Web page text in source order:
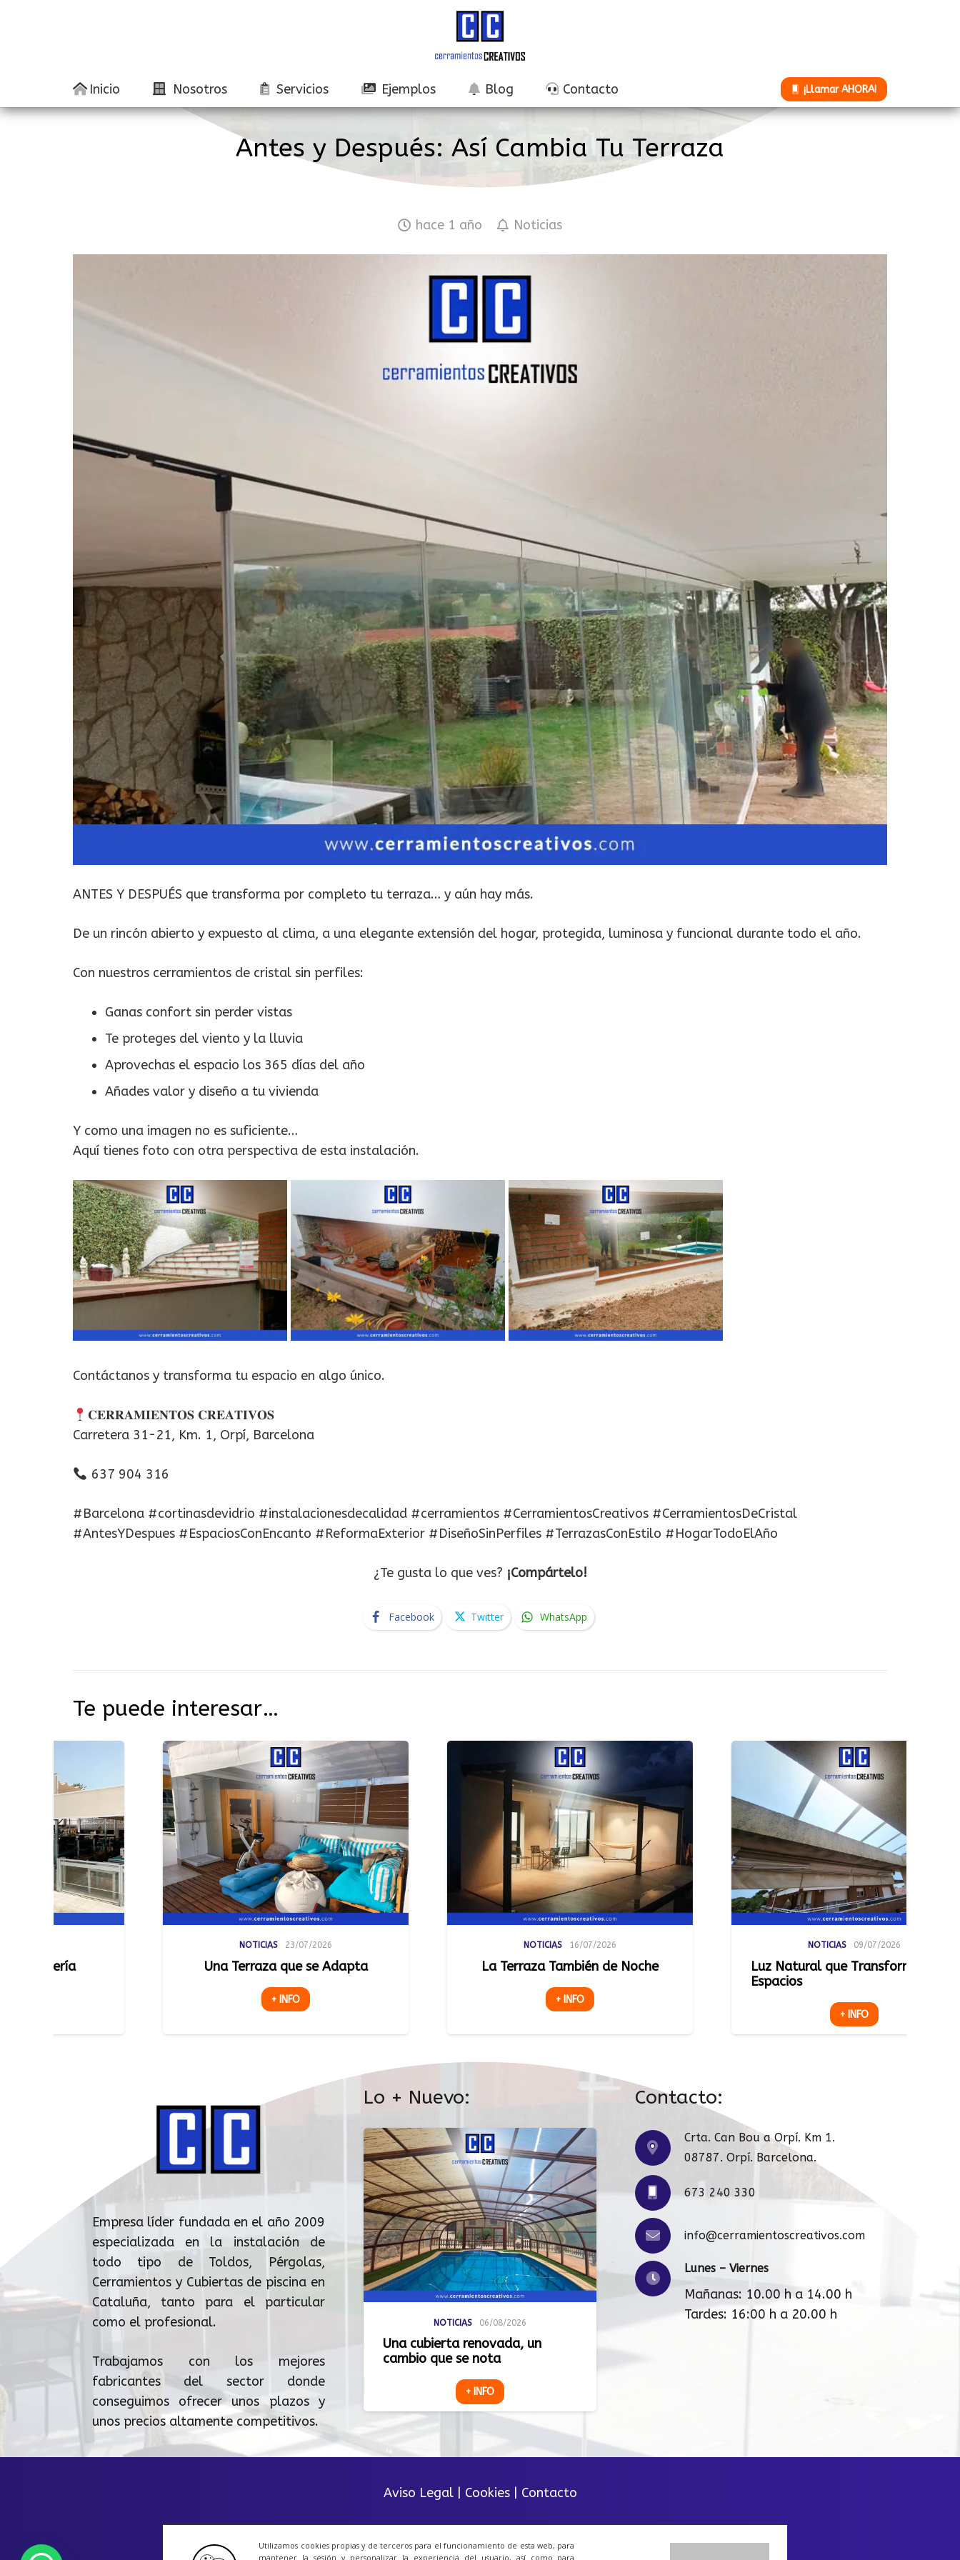
Utilizamos cookies propias y de terceros para el funcionamiento de esta web, para
mantener la sesión y personalizar la experiencia del usuario, así como para
Inicio Nosotros Servicios Ejemplos Blog Contacto ¡Llamar AHORA!
Antes y Después: Así Cambia Tu Terraza
hace 1 año Noticias
ANTES Y DESPUÉS que transforma por completo tu terraza… y aún hay más.
De un rincón abierto y expuesto al clima, a una elegante extensión del hogar, protegida, luminosa y funcional durante todo el año.
Con nuestros cerramientos de cristal sin perfiles:
Ganas confort sin perder vistas
Te proteges del viento y la lluvia
Aprovechas el espacio los 365 días del año
Añades valor y diseño a tu vivienda
Y como una imagen no es suficiente…
Aquí tienes foto con otra perspectiva de esta instalación.
Contáctanos y transforma tu espacio en algo único.
𝐂𝐄𝐑𝐑𝐀𝐌𝐈𝐄𝐍𝐓𝐎𝐒 𝐂𝐑𝐄𝐀𝐓𝐈𝐕𝐎𝐒
Carretera 31-21, Km. 1, Orpí, Barcelona
637 904 316
#Barcelona #cortinasdevidrio #instalacionesdecalidad #cerramientos #CerramientosCreativos #CerramientosDeCristal
#AntesYDespues #EspaciosConEncanto #ReformaExterior #DiseñoSinPerfiles #TerrazasConEstilo #HogarTodoElAño
¿Te gusta lo que ves? ¡Compártelo!
Facebook Twitter WhatsApp
Te puede interesar…
Una Terraza que se Adapta La Terraza También de Noche
Luz Natural que Transforma
Una Terraza
Empresa líder fundada en el año 2009
especializada en la instalación de
todo tipo de Toldos, Pérgolas,
Cerramientos y Cubiertas de piscina en
Cataluña, tanto para el particular
como el profesional.
Trabajamos con los mejores
fabricantes del sector donde
conseguimos ofrecer unos plazos y
unos precios altamente competitivos.
Lo + Nuevo:
NOTICIAS 06/08/2026
Una cubierta renovada, un
cambio que se nota
+ INFO
Contacto:
Crta. Can Bou a Orpí. Km 1.
08787. Orpí. Barcelona.
673 240 330
info@cerramientoscreativos.com
Lunes – Viernes
Mañanas: 10.00 h a 14.00 h
Tardes: 16:00 h a 20.00 h
Aviso Legal| Cookies| Contacto